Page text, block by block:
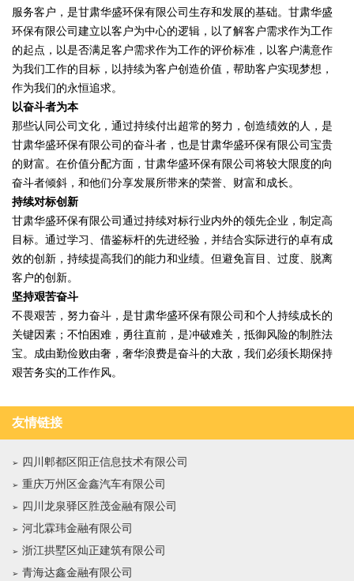
服务客户，是甘肃华盛环保有限公司生存和发展的基础。甘肃华盛
环保有限公司建立以客户为中心的逻辑，以了解客户需求作为工作
的起点，以是否满足客户需求作为工作的评价标准，以客户满意作
为我们工作的目标，以持续为客户创造价值，帮助客户实现梦想，
作为我们的永恒追求。
以奋斗者为本
那些认同公司文化，通过持续付出超常的努力，创造绩效的人，是
甘肃华盛环保有限公司的奋斗者，也是甘肃华盛环保有限公司宝贵
的财富。在价值分配方面，甘肃华盛环保有限公司将较大限度的向
奋斗者倾斜，和他们分享发展所带来的荣誉、财富和成长。
持续对标创新
甘肃华盛环保有限公司通过持续对标行业内外的领先企业，制定高
目标。通过学习、借鉴标杆的先进经验，并结合实际进行的卓有成
效的创新，持续提高我们的能力和业绩。但避免盲目、过度、脱离
客户的创新。
坚持艰苦奋斗
不畏艰苦，努力奋斗，是甘肃华盛环保有限公司和个人持续成长的
关键因素；不怕困难，勇往直前，是冲破难关，抵御风险的制胜法
宝。成由勤俭败由奢，奢华浪费是奋斗的大敌，我们必须长期保持
艰苦务实的工作作风。
友情链接
四川郫都区阳正信息技术有限公司
重庆万州区金鑫汽车有限公司
四川龙泉驿区胜茂金融有限公司
河北霖玮金融有限公司
浙江拱墅区灿正建筑有限公司
青海达鑫金融有限公司